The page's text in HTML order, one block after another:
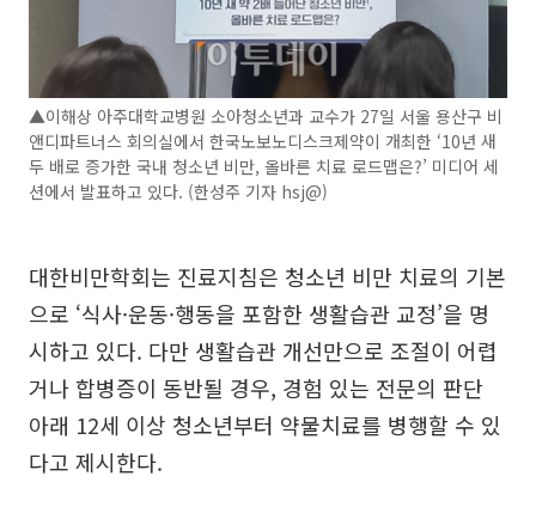
▲이해상 아주대학교병원 소아청소년과 교수가 27일 서울 용산구 비
앤디파트너스 회의실에서 한국노보노디스크제약이 개최한 ‘10년 새
두 배로 증가한 국내 청소년 비만, 올바른 치료 로드맵은?’ 미디어 세
션에서 발표하고 있다. (한성주 기자 hsj@)
대한비만학회는 진료지침은 청소년 비만 치료의 기본
으로 ‘식사·운동·행동을 포함한 생활습관 교정’을 명
시하고 있다. 다만 생활습관 개선만으로 조절이 어렵
거나 합병증이 동반될 경우, 경험 있는 전문의 판단
아래 12세 이상 청소년부터 약물치료를 병행할 수 있
다고 제시한다.